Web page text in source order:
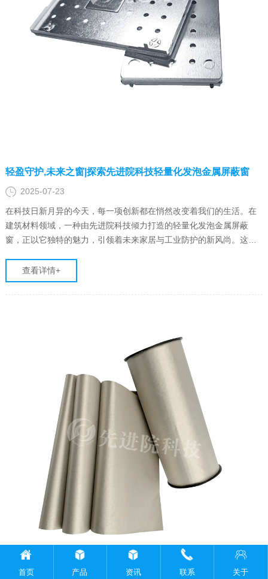
轻盈守护,未来之窗|探索先进院科技轻量化发泡金属屏蔽窗
2025-07-23
在科技日新月异的今天，每一项创新都在悄然改变着我们的生活。在
建筑材料领域，一种由先进院科技倾力打造的轻量化发泡金属屏蔽
窗，正以它独特的魅力，引领着未来家居与工业防护的新风尚。这不
查看详情+
首页 产品 资讯 联系 关于